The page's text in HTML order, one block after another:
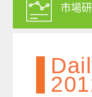
市場